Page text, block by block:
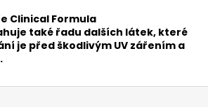
Clinical Formula
také řadu dalších látek, které
je před škodlivým UV zářením a